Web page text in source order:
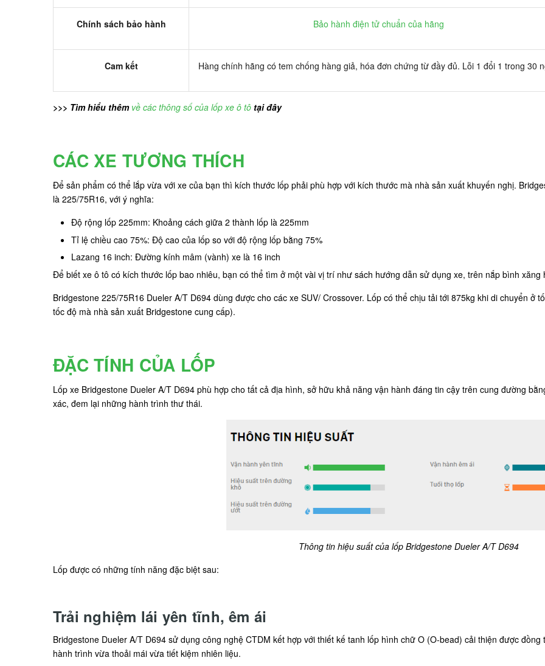
Chính sách bảo hành Bảo hành điện tử chuẩn của hãng
Cam kết Hàng chính hãng có tem chống hàng giả, hóa đơn chứng từ đầy đủ. Lỗi 1 đổi 1 trong 30
>>> Tìm hiểu thêm về các thông số của lốp xe ô tô tại đây
CÁC XE TƯƠNG THÍCH
Để sản phẩm có thể lắp vừa với xe của bạn thì kích thước lốp phải phù hợp với kích thước mà nhà sản xuất khuyến nghị.
là 225/75R16, với ý nghĩa:
Độ rộng lốp 225mm: Khoảng cách giữa 2 thành lốp là 225mm
Tỉ lệ chiều cao 75%: Độ cao của lốp so với độ rộng lốp bằng 75%
Lazang 16 inch: Đường kính mâm (vành) xe là 16 inch
Để biết xe ô tô có kích thước lốp bao nhiêu, bạn có thể tìm ở một vài vị trí như sách hướng dẫn sử dụng xe, trên nắp bình xăng
Bridgestone 225/75R16 Dueler A/T D694 dùng được cho các xe SUV/ Crossover. Lốp có thể chịu tải tới 875kg khi di chuyển ở
tốc độ mà nhà sản xuất Bridgestone cung cấp).
ĐẶC TÍNH CỦA LỐP
Lốp xe Bridgestone Dueler A/T D694 phù hợp cho tất cả địa hình, sở hữu khả năng vận hành đáng tin cậy trên cung đường
xác, đem lại những hành trình thư thái.
Thông tin hiệu suất của lốp Bridgestone Dueler A/T D694
Lốp được có những tính năng đặc biệt sau:
Trải nghiệm lái yên tĩnh, êm ái
Bridgestone Dueler A/T D694 sử dụng công nghệ CTDM kết hợp với thiết kế tanh lốp hình chữ O (O-bead) cải thiện được
hành trình vừa thoải mái vừa tiết kiệm nhiên liệu.